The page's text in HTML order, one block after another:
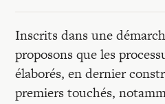
Inscrits dans une
proposons que les
élaborés, en dernier
premiers touchés,